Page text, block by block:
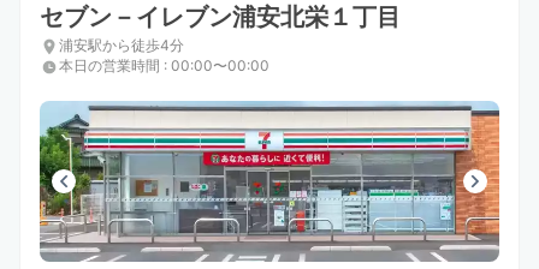
セブン－イレブン浦安北栄１丁目
浦安駅から徒歩4分
本日の営業時間 : 00:00〜00:00